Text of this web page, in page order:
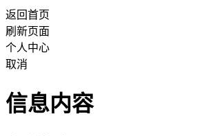
返回首页
刷新页面
个人中心
取消
信息内容